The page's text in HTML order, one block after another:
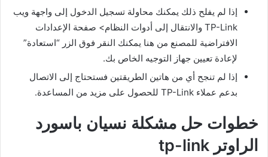
إذا لم يفلح ذلك يمكنك محاولة تسجيل الدخول إلى واجهة ويب
TP-Link والانتقال إلى أدوات النظام> صفحة الإعدادات
الافتراضية للمصنع من هنا يمكنك النقر فوق الزر “استعادة”
لإعادة تعيين جهاز التوجيه الخاص بك.
إذا لم تنجح أي من هاتين الطريقتين فستحتاج إلى الاتصال
بدعم عملاء TP-Link للحصول على مزيد من المساعدة.
خطوات حل مشكلة نسيان باسورد
الراوتر tp-link